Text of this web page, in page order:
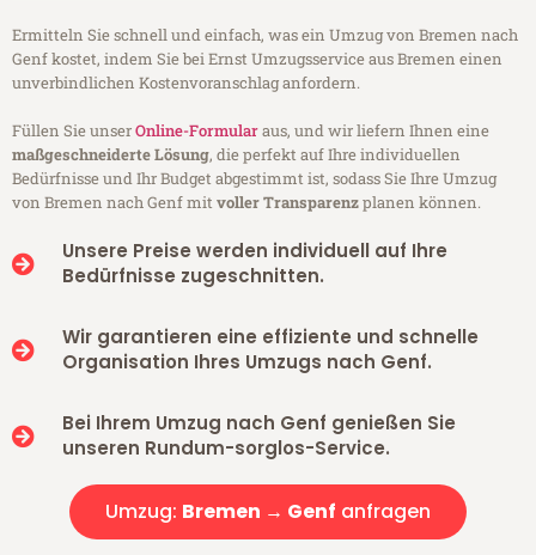
Ermitteln Sie schnell und einfach, was ein Umzug von Bremen nach
Genf kostet, indem Sie bei Ernst Umzugsservice aus Bremen einen
unverbindlichen Kostenvoranschlag anfordern.
Füllen Sie unserOnline-Formularaus, und wir liefern Ihnen eine
maßgeschneiderte Lösung, die perfekt auf Ihre individuellen
Bedürfnisse und Ihr Budget abgestimmt ist, sodass Sie Ihre Umzug
von Bremen nach Genf mitvoller Transparenzplanen können.
Unsere Preise werden individuell auf Ihre
Bedürfnisse zugeschnitten.
Wir garantieren eine effiziente und schnelle
Organisation Ihres Umzugs nach Genf.
Bei Ihrem Umzug nach Genf genießen Sie
unseren Rundum-sorglos-Service.
Umzug: Bremen → Genf anfragen